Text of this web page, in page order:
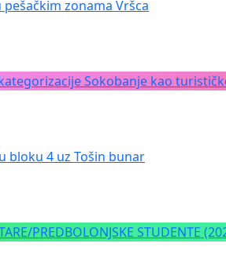
zonama Vršca
Sokobanje kao
bloku 4 uz Tošin bunar
PREDBOLONJSKE STUDENTE